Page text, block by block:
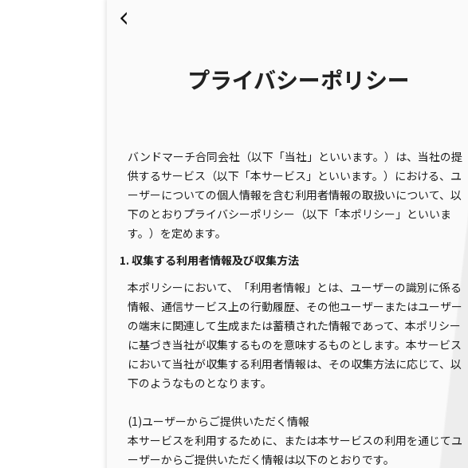
プライバシーポリシー
バンドマーチ合同会社（以下「当社」といいます。）は、当社の提
供するサービス（以下「本サービス」といいます。）における、ユ
ーザーについての個人情報を含む利用者情報の取扱いについて、以
下のとおりプライバシーポリシー（以下「本ポリシー」といいま
す。）を定めます。
1. 収集する利用者情報及び収集方法
本ポリシーにおいて、「利用者情報」とは、ユーザーの識別に係る
情報、通信サービス上の行動履歴、その他ユーザーまたはユーザー
の端末に関連して生成または蓄積された情報であって、本ポリシー
に基づき当社が収集するものを意味するものとします。本サービス
において当社が収集する利用者情報は、その収集方法に応じて、以
下のようなものとなります。
(1)ユーザーからご提供いただく情報
本サービスを利用するために、または本サービスの利用を通じてユ
ーザーからご提供いただく情報は以下のとおりです。